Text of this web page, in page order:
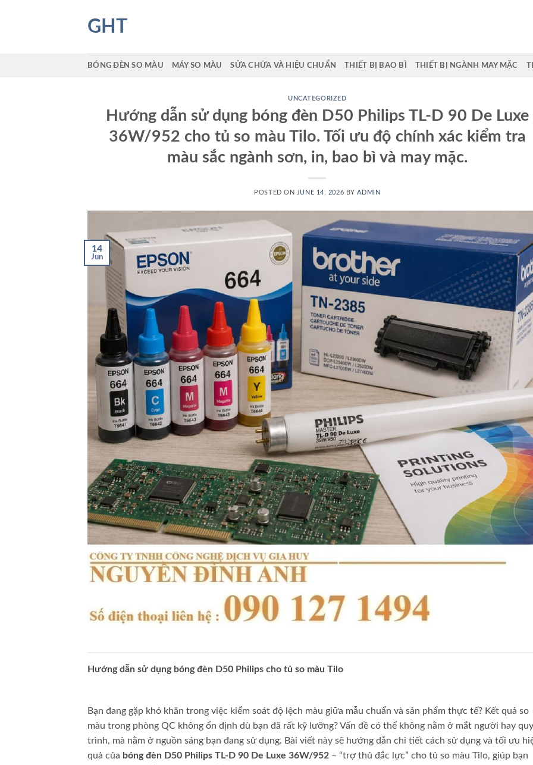
GHT
BÓNG ĐÈN SO MÀU MÁY SO MÀU SỬA CHỮA VÀ HIỆU CHUẨN THIẾT BỊ BAO BÌ THIẾT BỊ NGÀNH MAY MẶC
UNCATEGORIZED
Hướng dẫn sử dụng bóng đèn D50 Philips TL-D 90 De Luxe
36W/952 cho tủ so màu Tilo. Tối ưu độ chính xác kiểm tra
màu sắc ngành sơn, in, bao bì và may mặc.
POSTED ON JUNE 14, 2026 BYADMIN
14
Jun
Hướng dẫn sử dụng bóng đèn D50 Philips cho tủ so màu Tilo
Bạn đang gặp khó khăn trong việc kiểm soát độ lệch màu giữa mẫu chuẩn và sản phẩm thực tế? Kết quả so
màu trong phòng QC không ổn định dù bạn đã rất kỹ lưỡng? Vấn đề có thể không nằm ở mắt người hay quy
trình, mà nằm ở nguồn sáng bạn đang sử dụng. Bài viết này sẽ hướng dẫn chi tiết cách sử dụng và tối ưu
quả của bóng đèn D50 Philips TL-D 90 De Luxe 36W/952 – “trợ thủ đắc lực” cho tủ so màu Tilo, giúp bạn